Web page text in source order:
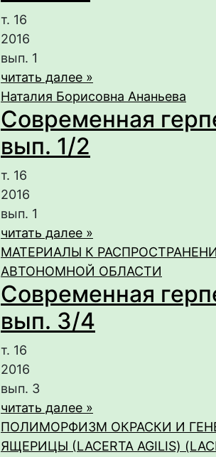
т. 16
2016
вып. 1
читать далее »
Наталия Борисовна Ананьева
Современная
вып. 1/2
т. 16
2016
вып. 1
читать далее »
МАТЕРИАЛЫ К
АВТОНОМНОЙ ОБЛАСТИ
Современная
вып. 3/4
т. 16
2016
вып. 3
читать далее »
ПОЛИМОРФИЗМ ОКРАСКИ И
ЯЩЕРИЦЫ (LACERTA AGILIS)